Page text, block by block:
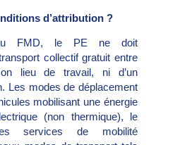
d’attribution ?
FMD, le PE ne doit
collectif gratuit entre
lieu de travail, ni d’un
Les modes de déplacement
mobilisant une énergie
(non thermique), le
services de mobilité